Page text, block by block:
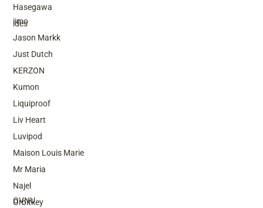
Top Brands
OVNU
Top Brands
iimo
Jason Markk
Just Dutch
KERZON
Kumon
Liquiproof
Liv Heart
Luvipod
Maison Louis Marie
Mr Maria
Najel
Orbitkey
Hasegawa
ides